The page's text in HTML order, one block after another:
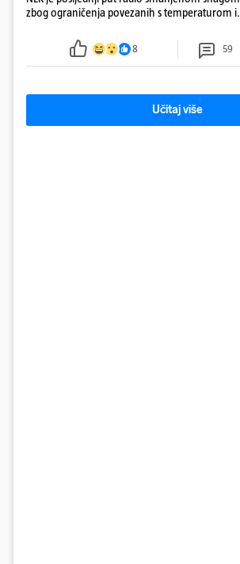
zbog ograničenja povezanih s temperaturom i
smanjenje snage bilo potrebno više od 90 dana.
8 59
Učitaj više